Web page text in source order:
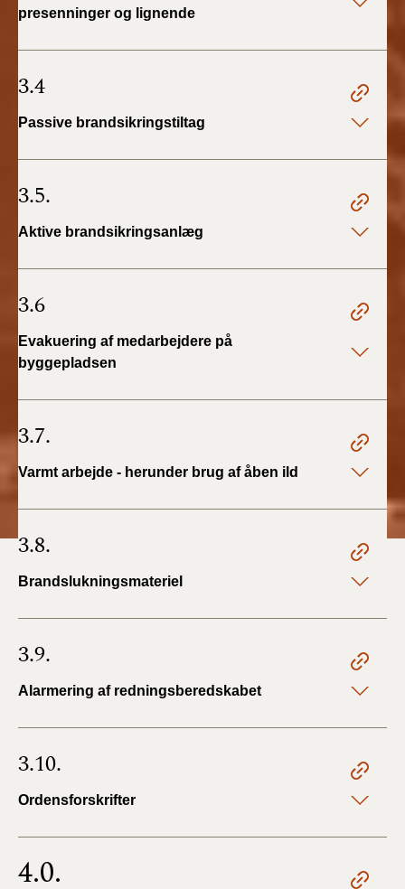
presenninger og lignende
3.4
Passive brandsikringstiltag
3.5.
Aktive brandsikringsanlæg
3.6
Evakuering af medarbejdere på
byggepladsen
3.7.
Varmt arbejde - herunder brug af åben ild
3.8.
Brandslukningsmateriel
3.9.
Alarmering af redningsberedskabet
3.10.
Ordensforskrifter
4.0.